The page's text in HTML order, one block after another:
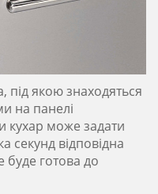
під якою знаходяться
на панелі
кухар може задати
секунд відповідна
буде готова до